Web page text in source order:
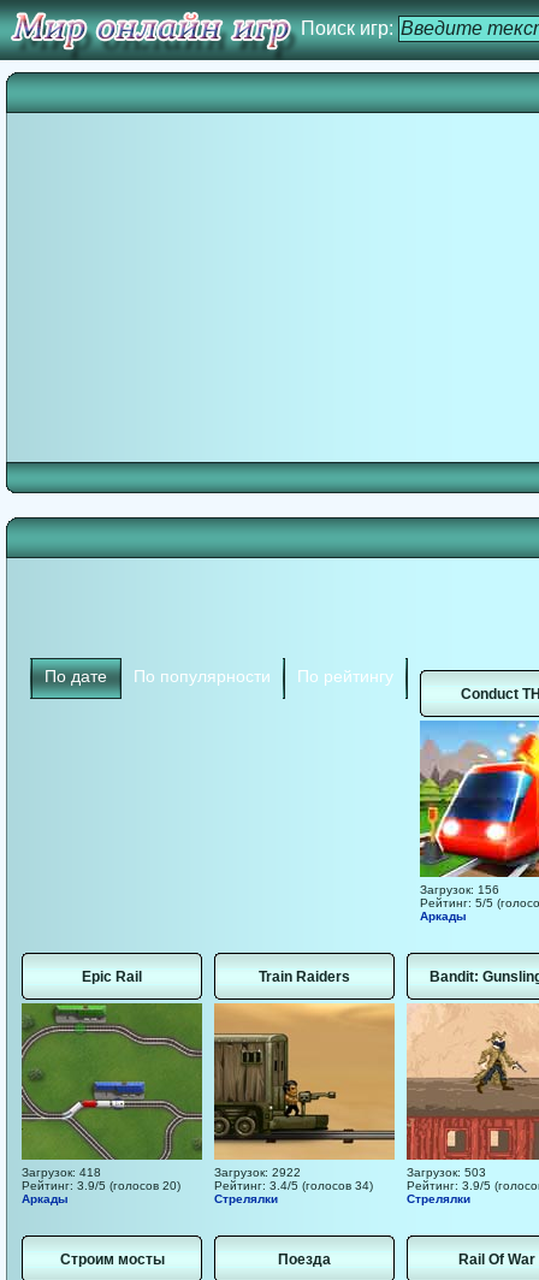
Поиск игр:
По дате По популярности По рейтингу
Conduct
Загрузок: 156
Рейтинг: 5/5
Аркады
Epic Rail
Загрузок: 418
Рейтинг: 3.9/5 (голосов 20)
Аркады
Train Raiders
Загрузок: 2922
Рейтинг: 3.4/5 (голосов 34)
Стрелялки
Bandit:
Загрузок: 503
Рейтинг: 3.9/5
Стрелялки
Строим мосты Поезда Rail Of War